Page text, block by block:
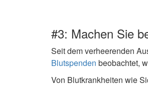
#3: Machen Sie
Seit dem verheerenden
Blutspenden beobachtet,
Von Blutkrankheiten wie